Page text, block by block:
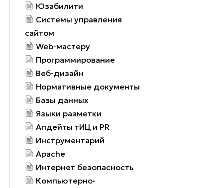
Юзабилити
Системы управления
сайтом
Web-мастеру
Программирование
Веб-дизайн
Нормативные документы
Базы данных
Языки разметки
Апдейты тИЦ и PR
Инструментарий
Apache
Интернет безопасность
Компьютерно-